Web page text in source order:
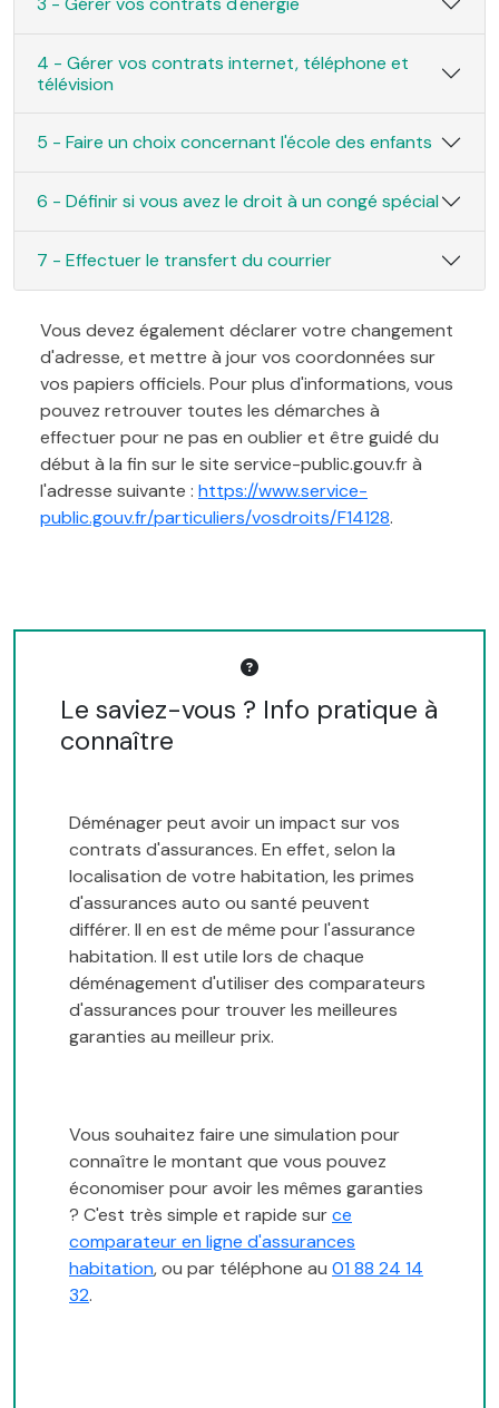
4 - Gérer vos contrats internet, téléphone et
télévision
5 - Faire un choix concernant l'école des enfants
6 - Définir si vous avez le droit à un congé spécial
7 - Effectuer le transfert du courrier
Vous devez également déclarer votre changement
d'adresse, et mettre à jour vos coordonnées sur
vos papiers officiels. Pour plus d'informations, vous
pouvez retrouver toutes les démarches à
effectuer pour ne pas en oublier et être guidé du
début à la fin sur le site service-public.gouv.fr à
l'adresse suivante : https://www.service-
public.gouv.fr/particuliers/vosdroits/F14128.
Le saviez-vous ? Info pratique à
connaître
Déménager peut avoir un impact sur vos
contrats d'assurances. En effet, selon la
localisation de votre habitation, les primes
d'assurances auto ou santé peuvent
différer. Il en est de même pour l'assurance
habitation. Il est utile lors de chaque
déménagement d'utiliser des comparateurs
d'assurances pour trouver les meilleures
garanties au meilleur prix.
Vous souhaitez faire une simulation pour
connaître le montant que vous pouvez
économiser pour avoir les mêmes garanties
? C'est très simple et rapide surce
comparateur en ligne d'assurances
habitation, ou par téléphone au 01 88 24 14
32.